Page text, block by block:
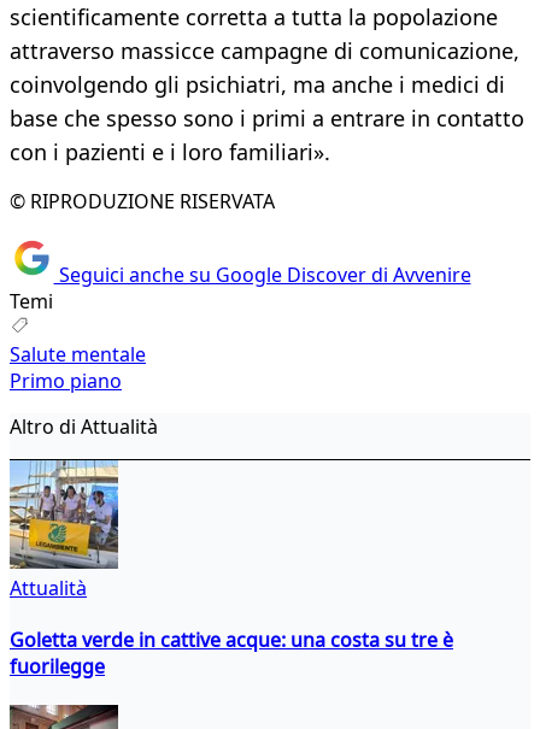
scientificamente corretta a tutta la popolazione
attraverso massicce campagne di comunicazione,
coinvolgendo gli psichiatri, ma anche i medici di
base che spesso sono i primi a entrare in contatto
con i pazienti e i loro familiari».
© RIPRODUZIONE RISERVATA
Seguici anche su Google Discover di Avvenire
Temi
Salute mentale
Primo piano
Altro di Attualità
Attualità
Goletta verde in cattive acque: una costa su tre è
fuorilegge